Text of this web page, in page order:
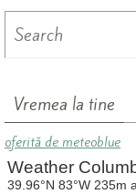
Vremea la tine
oferită de meteoblue